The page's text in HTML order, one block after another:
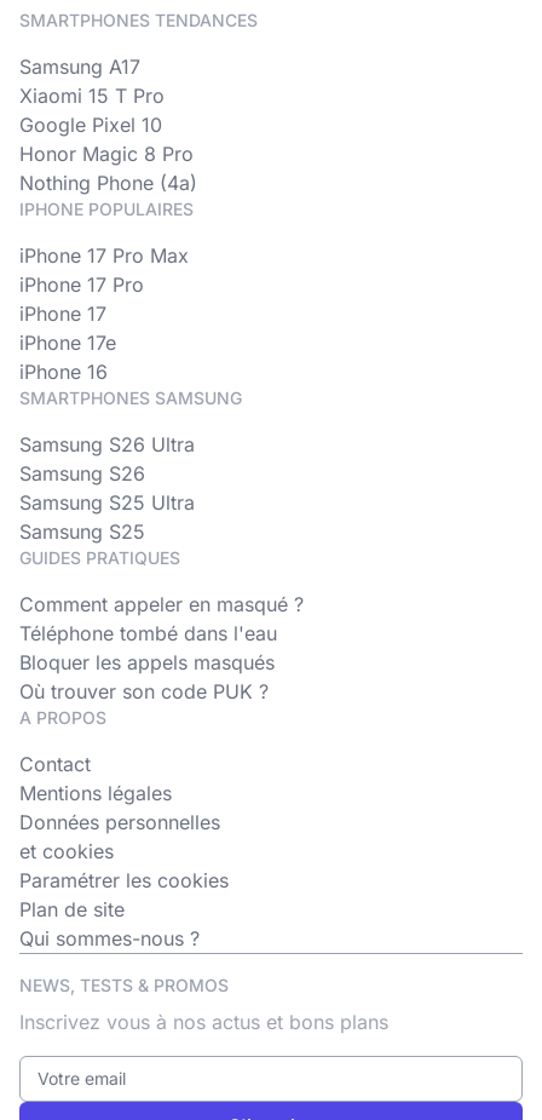
SMARTPHONES TENDANCES
Samsung A17
Xiaomi 15 T Pro
Google Pixel 10
Honor Magic 8 Pro
Nothing Phone (4a)
IPHONE POPULAIRES
iPhone 17 Pro Max
iPhone 17 Pro
iPhone 17
iPhone 17e
iPhone 16
SMARTPHONES SAMSUNG
Samsung S26 Ultra
Samsung S26
Samsung S25 Ultra
Samsung S25
GUIDES PRATIQUES
Comment appeler en masqué ?
Téléphone tombé dans l'eau
Bloquer les appels masqués
Où trouver son code PUK ?
A PROPOS
Contact
Mentions légales
Données personnelles
et cookies
Paramétrer les cookies
Plan de site
Qui sommes-nous ?
NEWS, TESTS & PROMOS
Inscrivez vous à nos actus et bons plans